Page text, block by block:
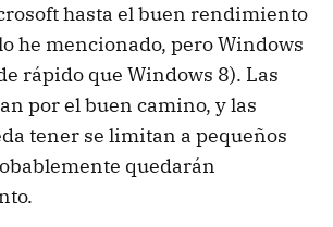
hasta el buen rendimiento
he mencionado, pero Windows
rápido que Windows 8). Las
por el buen camino, y las
tener se limitan a pequeños
quedarán